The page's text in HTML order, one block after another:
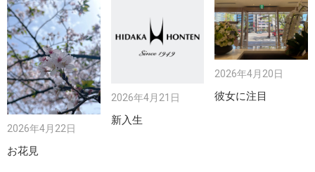
2026年4月22日
お花見
2026年4月21日
新入生
2026年4月20日
彼女に注目